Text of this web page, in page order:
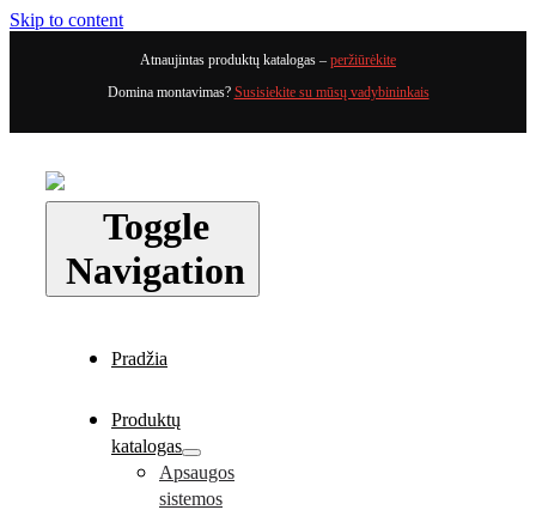
Skip to content
Atnaujintas produktų katalogas – peržiūrėkite
Domina montavimas? Susisiekite su mūsų vadybininkais
Toggle
Navigation
Pradžia
Produktų
katalogas
Apsaugos
sistemos